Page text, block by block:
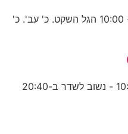
הגל השקט ''חרבות ברזל'' 06:00 - 10:00 הגל השקט. כ' עב'. כ'